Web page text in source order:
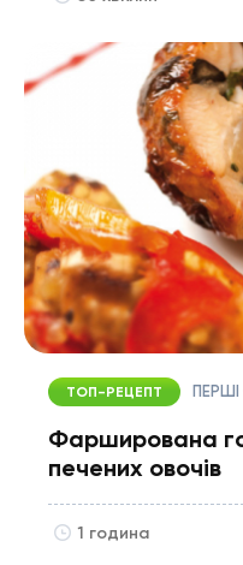
ТОП-РЕЦЕПТ
Фарширована
печених овочів
1 година